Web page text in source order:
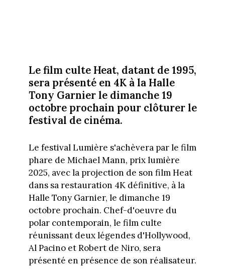
Le film culte Heat, datant de 1995,
sera présenté en 4K à la Halle
Tony Garnier le dimanche 19
octobre prochain pour clôturer le
festival de cinéma.
Le festival Lumière s'achèvera par le film
phare de Michael Mann, prix lumière
2025, avec la projection de son film Heat
dans sa restauration 4K définitive, à la
Halle Tony Garnier, le dimanche 19
octobre prochain. Chef-d'oeuvre du
polar contemporain, le film culte
réunissant deux légendes d'Hollywood,
Al Pacino et Robert de Niro, sera
présenté en présence de son réalisateur.